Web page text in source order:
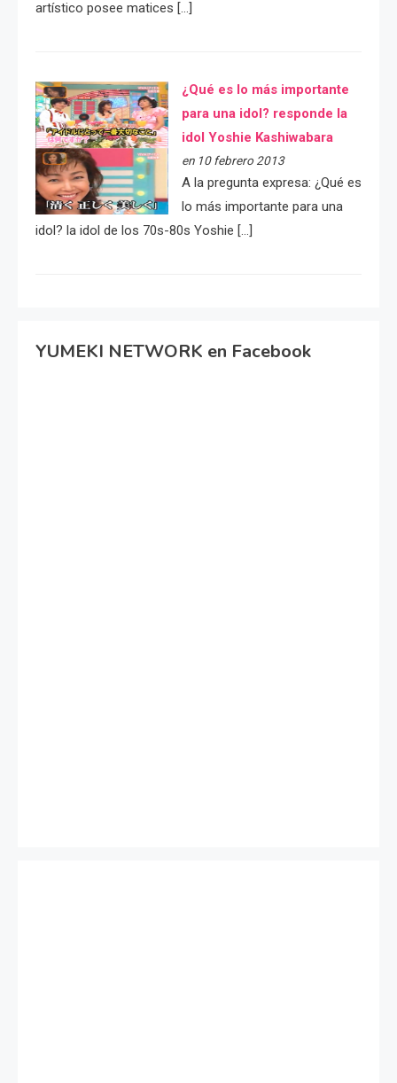
artístico posee matices […]
¿Qué es lo más importante
para una idol? responde la
idol Yoshie Kashiwabara
en 10 febrero 2013
A la pregunta expresa: ¿Qué es
lo más importante para una
idol? la idol de los 70s-80s Yoshie […]
YUMEKI NETWORK en Facebook